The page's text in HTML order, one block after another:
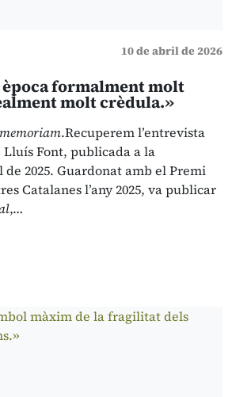
10 de abril de 2026
època formalment molt
molt crèdula.»
.Recuperem l’entrevista
Font, publicada a la
2025. Guardonat amb el Premi
Catalanes l’any 2025, va publicar
,…